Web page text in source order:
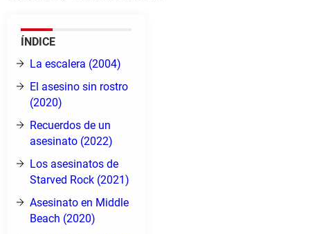
ÍNDICE
La escalera (2004)
El asesino sin rostro
(2020)
Recuerdos de un
asesinato (2022)
Los asesinatos de
Starved Rock (2021)
Asesinato en Middle
Beach (2020)